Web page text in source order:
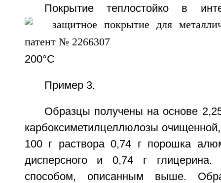
Покрытие теплостойко в
200°С
Пример 3.
Образцы получены на основе
карбоксиметилцеллюлозы
100 г раствора 0,74 г порошка
дисперсного и 0,74 г глицерина.
способом, описанным выше.